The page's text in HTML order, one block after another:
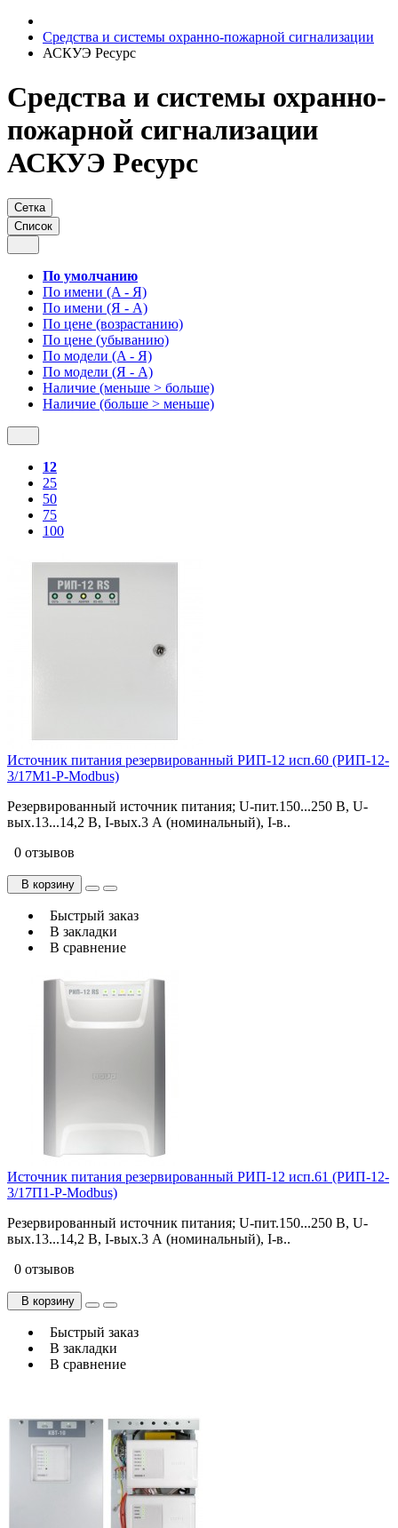
Средства и системы охранно-пожарной сигнализации
АСКУЭ Ресурс
Средства и системы охранно-
пожарной сигнализации
АСКУЭ Ресурс
Сетка
Список
По умолчанию
По имени (A - Я)
По имени (Я - A)
По цене (возрастанию)
По цене (убыванию)
По модели (A - Я)
По модели (Я - A)
Наличие (меньше > больше)
Наличие (больше > меньше)
12
25
50
75
100
Источник питания резервированный РИП-12 исп.60 (РИП-12-
3/17М1-Р-Modbus)
Резервированный источник питания; U-пит.150...250 В, U-
вых.13...14,2 В, I-вых.3 А (номинальный), I-в..
0 отзывов
В корзину
Быстрый заказ
В закладки
В сравнение
Источник питания резервированный РИП-12 исп.61 (РИП-12-
3/17П1-Р-Modbus)
Резервированный источник питания; U-пит.150...250 В, U-
вых.13...14,2 В, I-вых.3 А (номинальный), I-в..
0 отзывов
В корзину
Быстрый заказ
В закладки
В сравнение